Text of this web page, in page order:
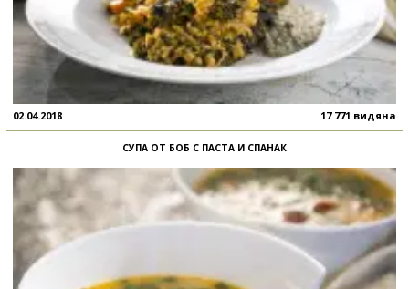
02.04.2018 17 771 видяна
СУПА ОТ БОБ С ПАСТА И СПАНАК